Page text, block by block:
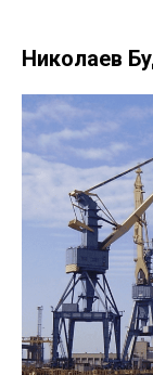
Николаев